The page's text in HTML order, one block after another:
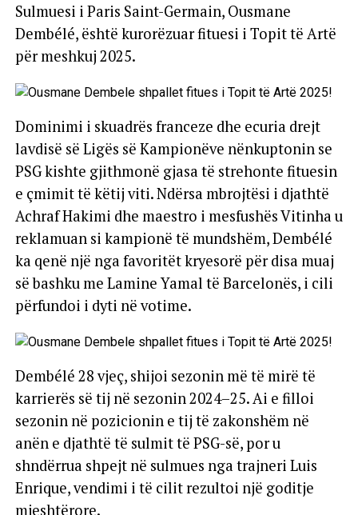
Sulmuesi i Paris Saint-Germain, Ousmane
Dembélé, është kurorëzuar fituesi i Topit të Artë
për meshkuj 2025.
Dominimi i skuadrës franceze dhe ecuria drejt
lavdisë së Ligës së Kampionëve nënkuptonin se
PSG kishte gjithmonë gjasa të strehonte fituesin
e çmimit të këtij viti. Ndërsa mbrojtësi i djathtë
Achraf Hakimi dhe maestro i mesfushës Vitinha u
reklamuan si kampionë të mundshëm, Dembélé
ka qenë një nga favoritët kryesorë për disa muaj
së bashku me Lamine Yamal të Barcelonës, i cili
përfundoi i dyti në votime.
Dembélé 28 vjeç, shijoi sezonin më të mirë të
karrierës së tij në sezonin 2024–25. Ai e filloi
sezonin në pozicionin e tij të zakonshëm në
anën e djathtë të sulmit të PSG-së, por u
shndërrua shpejt në sulmues nga trajneri Luis
Enrique, vendimi i të cilit rezultoi një goditje
mjeshtërore.